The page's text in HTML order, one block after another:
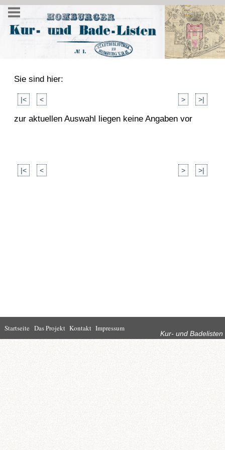
Sie sind hier:
|< < > >|
zur aktuellen Auswahl liegen keine Angaben vor
|< < > >|
Startseite
Leben in Bad
Homburg
Rathaus
Kultur Wirtschaft
Kur und
Tourismus
Kur- und Badelisten
Startseite Das Projekt Kontakt Impressum